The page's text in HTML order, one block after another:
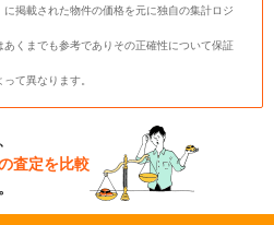
掲載された物件の価格を元に独自の集計ロジ
くまでも参考でありその正確性について保証
て異なります。
査定を比較